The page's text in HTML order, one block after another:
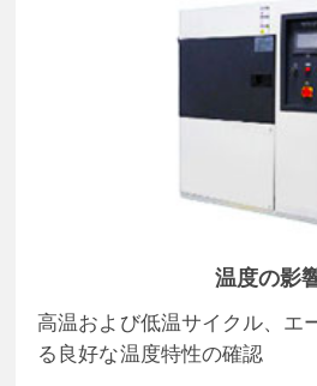
温度の影
高温および低温サイクル、エ
る良好な温度特性の確認